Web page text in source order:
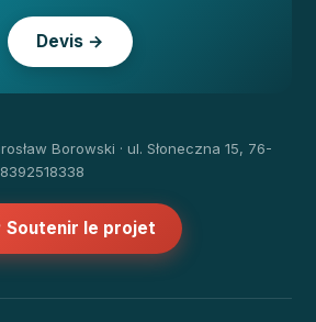
Devis →
Borowski · ul. Słoneczna 15, 76-
le projet